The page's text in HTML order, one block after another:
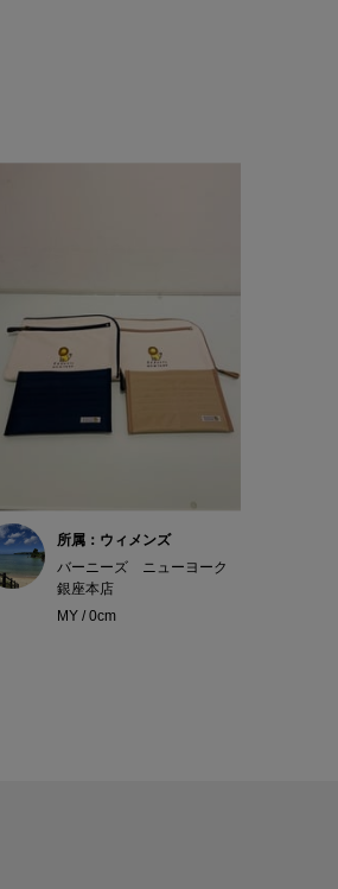
所属：ウィメンズ
バーニーズ ニューヨーク
銀座本店
MY / 0cm